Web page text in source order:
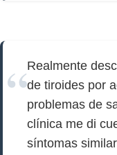
Realmente
de tiroides por
problemas de
clínica me di
síntomas